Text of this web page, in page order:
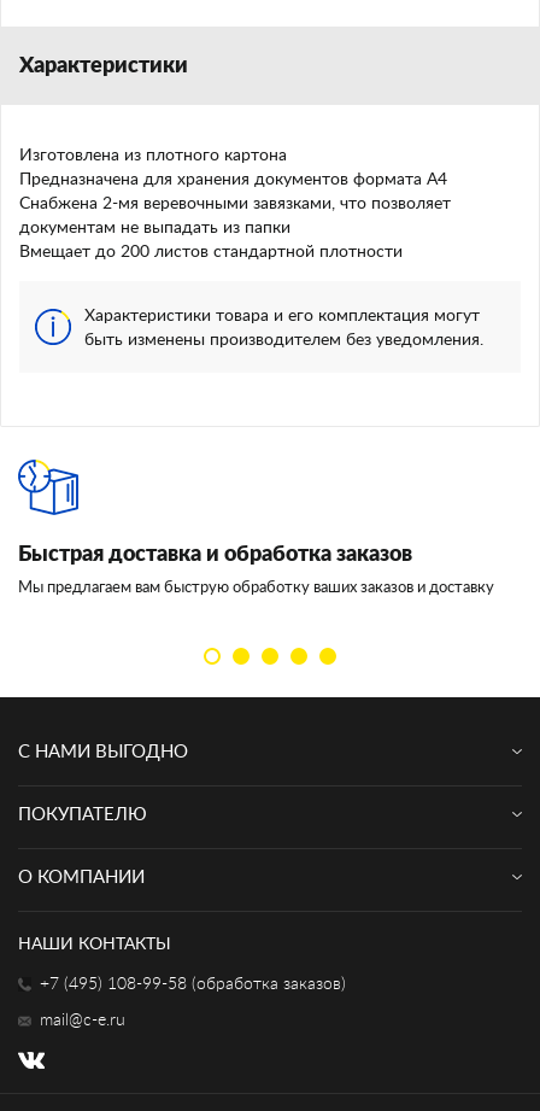
Характеристики
Изготовлена из плотного картона
Предназначена для хранения документов формата А4
Снабжена 2-мя веревочными завязками, что позволяет
документам не выпадать из папки
Вмещает до 200 листов стандартной плотности
Характеристики товара и его комплектация могут
быть изменены производителем без уведомления.
Быстрая доставка и обработка заказов
Мы предлагаем вам быструю обработку ваших заказов и доставку
С НАМИ ВЫГОДНО
ПОКУПАТЕЛЮ
О КОМПАНИИ
НАШИ КОНТАКТЫ
+7 (495) 108-99-58 (обработка заказов)
mail@c-e.ru